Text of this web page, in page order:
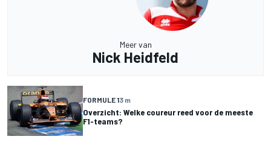
Meer van
Nick Heidfeld
FORMULE 13 m
Overzicht: Welke coureur reed voor de meeste
F1-teams?